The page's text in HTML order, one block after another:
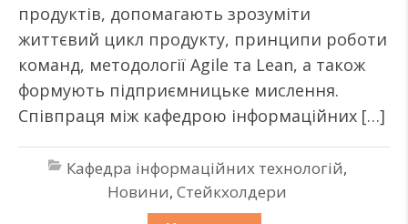
продуктів, допомагають зрозуміти
життєвий цикл продукту, принципи роботи
команд, методології Agile та Lean, а також
формують підприємницьке мислення.
Співпраця між кафедрою інформаційних […]
Кафедра інформаційних технологій,
Новини, Стейкхолдери